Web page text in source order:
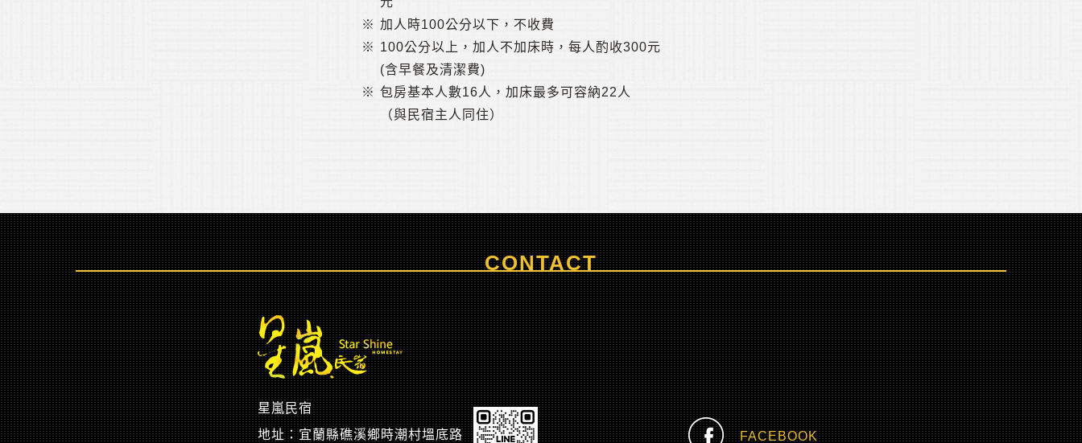
※ 加人時100公分以下，不收費
※ 100公分以上，加人不加床時，每人酌收300元
(含早餐及清潔費)
※ 包房基本人數16人，加床最多可容納22人
（與民宿主人同住）
CONTACT
星嵐民宿
地址：宜蘭縣礁溪鄉時潮村塭底路
FACEBOOK